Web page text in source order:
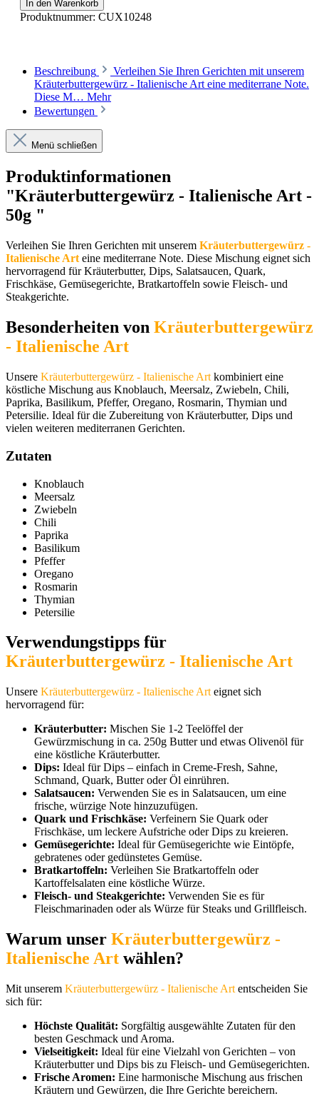
In den Warenkorb
Produktnummer: CUX10248
Beschreibung
Verleihen Sie Ihren Gerichten mit unserem
Kräuterbuttergewürz - Italienische Art eine mediterrane Note.
Diese M… Mehr
Bewertungen
Menü schließen
Produktinformationen
"Kräuterbuttergewürz - Italienische Art -
50g "
Verleihen Sie Ihren Gerichten mit unserem Kräuterbuttergewürz -
Italienische Art eine mediterrane Note. Diese Mischung eignet sich
hervorragend für Kräuterbutter, Dips, Salatsaucen, Quark,
Frischkäse, Gemüsegerichte, Bratkartoffeln sowie Fleisch- und
Steakgerichte.
Besonderheiten von Kräuterbuttergewürz
- Italienische Art
Unsere Kräuterbuttergewürz - Italienische Art kombiniert eine
köstliche Mischung aus Knoblauch, Meersalz, Zwiebeln, Chili,
Paprika, Basilikum, Pfeffer, Oregano, Rosmarin, Thymian und
Petersilie. Ideal für die Zubereitung von Kräuterbutter, Dips und
vielen weiteren mediterranen Gerichten.
Zutaten
Knoblauch
Meersalz
Zwiebeln
Chili
Paprika
Basilikum
Pfeffer
Oregano
Rosmarin
Thymian
Petersilie
Verwendungstipps für
Kräuterbuttergewürz - Italienische Art
Unsere Kräuterbuttergewürz - Italienische Art eignet sich
hervorragend für:
Kräuterbutter: Mischen Sie 1-2 Teelöffel der
Gewürzmischung in ca. 250g Butter und etwas Olivenöl für
eine köstliche Kräuterbutter.
Dips: Ideal für Dips – einfach in Creme-Fresh, Sahne,
Schmand, Quark, Butter oder Öl einrühren.
Salatsaucen: Verwenden Sie es in Salatsaucen, um eine
frische, würzige Note hinzuzufügen.
Quark und Frischkäse: Verfeinern Sie Quark oder
Frischkäse, um leckere Aufstriche oder Dips zu kreieren.
Gemüsegerichte: Ideal für Gemüsegerichte wie Eintöpfe,
gebratenes oder gedünstetes Gemüse.
Bratkartoffeln: Verleihen Sie Bratkartoffeln oder
Kartoffelsalaten eine köstliche Würze.
Fleisch- und Steakgerichte: Verwenden Sie es für
Fleischmarinaden oder als Würze für Steaks und Grillfleisch.
Warum unser Kräuterbuttergewürz -
Italienische Art wählen?
Mit unserem Kräuterbuttergewürz - Italienische Art entscheiden Sie
sich für:
Höchste Qualität: Sorgfältig ausgewählte Zutaten für den
besten Geschmack und Aroma.
Vielseitigkeit: Ideal für eine Vielzahl von Gerichten – von
Kräuterbutter und Dips bis zu Fleisch- und Gemüsegerichten.
Frische Aromen: Eine harmonische Mischung aus frischen
Kräutern und Gewürzen, die Ihre Gerichte bereichern.